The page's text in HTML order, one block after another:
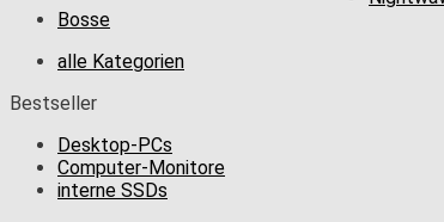
Bosse
alle Kategorien
Bestseller
Desktop-PCs
Computer-Monitore
interne SSDs